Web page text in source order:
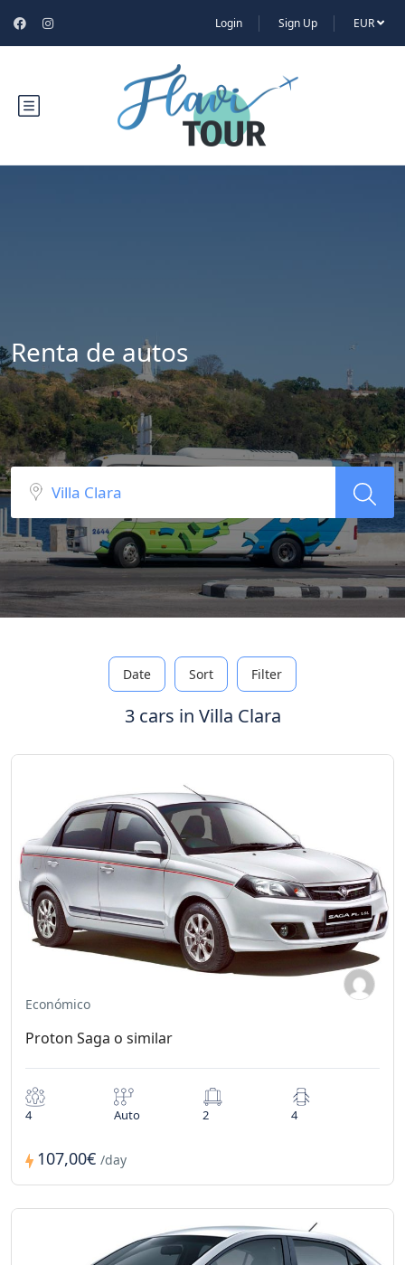
Login Sign Up EUR
Renta de autos
Date Sort Filter
3 cars in Villa Clara
Económico
Proton Saga o similar
4 Auto 2 4
107,00€ /day